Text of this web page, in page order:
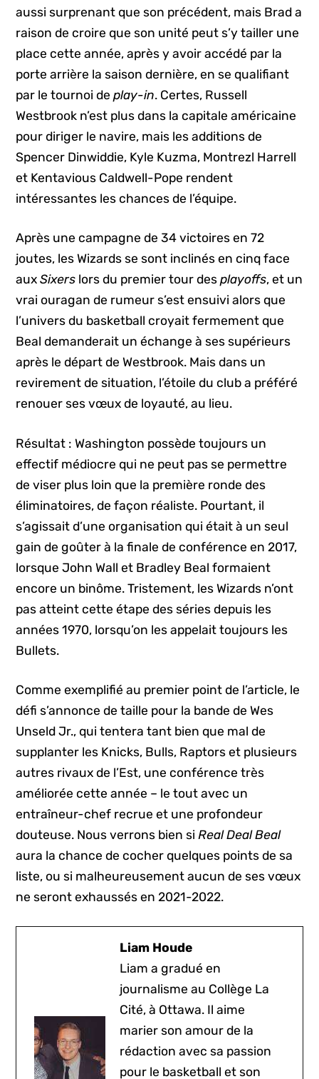
aussi surprenant que son précédent, mais Brad a
raison de croire que son unité peut s’y tailler une
place cette année, après y avoir accédé par la
porte arrière la saison dernière, en se qualifiant
par le tournoi deplay-in. Certes, Russell
Westbrook n’est plus dans la capitale américaine
pour diriger le navire, mais les additions de
Spencer Dinwiddie, Kyle Kuzma, Montrezl Harrell
et Kentavious Caldwell-Pope rendent
intéressantes les chances de l’équipe.
Après une campagne de 34 victoires en 72
joutes, les Wizards se sont inclinés en cinq face
auxSixers lors du premier tour desplayoffs, et un
vrai ouragan de rumeur s’est ensuivi alors que
l’univers du basketball croyait fermement que
Beal demanderait un échange à ses supérieurs
après le départ de Westbrook. Mais dans un
revirement de situation, l’étoile du club a préféré
renouer ses vœux de loyauté, au lieu.
Résultat : Washington possède toujours un
effectif médiocre qui ne peut pas se permettre
de viser plus loin que la première ronde des
éliminatoires, de façon réaliste. Pourtant, il
s’agissait d’une organisation qui était à un seul
gain de goûter à la finale de conférence en 2017,
lorsque John Wall et Bradley Beal formaient
encore un binôme. Tristement, les Wizards n’ont
pas atteint cette étape des séries depuis les
années 1970, lorsqu’on les appelait toujours les
Bullets.
Comme exemplifié au premier point de l’article, le
défi s’annonce de taille pour la bande de Wes
Unseld Jr., qui tentera tant bien que mal de
supplanter les Knicks, Bulls, Raptors et plusieurs
autres rivaux de l’Est, une conférence très
améliorée cette année – le tout avec un
entraîneur-chef recrue et une profondeur
douteuse. Nous verrons bien siReal Deal Beal
aura la chance de cocher quelques points de sa
liste, ou si malheureusement aucun de ses vœux
ne seront exhaussés en 2021-2022.
Liam Houde
Liam a gradué en
journalisme au Collège La
Cité, à Ottawa. Il aime
marier son amour de la
rédaction avec sa passion
pour le basketball et son